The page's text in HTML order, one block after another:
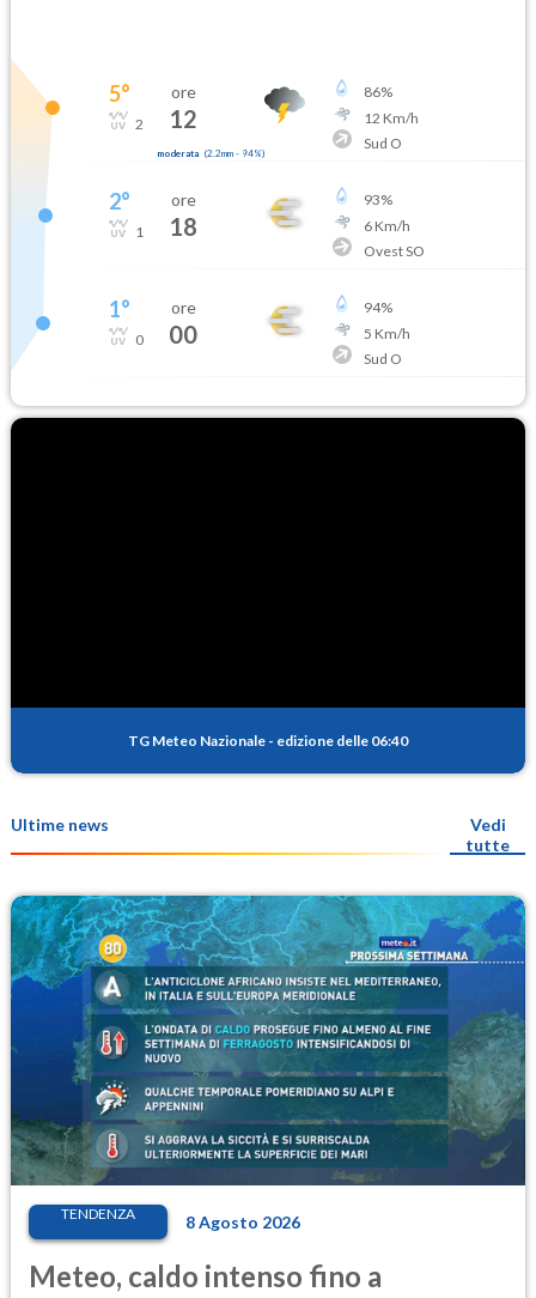
5°
2
ore
12
moderata (2.2mm- 94%)
86%
12 Km/h
Sud O
2°
1
ore
18
93%
6Km/h
Ovest SO
1°
0
ore
00
94%
5 Km/h
Sud O
TG Meteo Nazionale - edizione delle 06:40
Ultime news
Vedi
tutte
TENDENZA 8 Agosto 2026
Meteo, caldo intenso fino a